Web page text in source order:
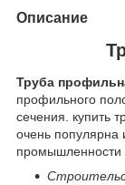
Описание
Труба
профильного
сечения. купить
очень популярна
промышленности